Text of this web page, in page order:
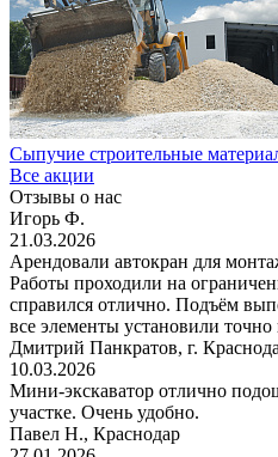
Сыпучие строительные
Все акции
Отзывы о нас
Игорь Ф.
21.03.2026
Арендовали автокран для
Работы проходили на
справился отлично. Подъём
все элементы установили
Дмитрий Панкратов, г.
10.03.2026
Мини-экскаватор отлично
участке. Очень удобно.
Павел Н., Краснодар